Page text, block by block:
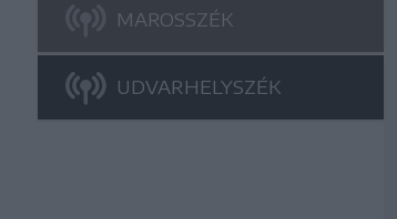
MAROSSZÉK
UDVARHELYSZÉK